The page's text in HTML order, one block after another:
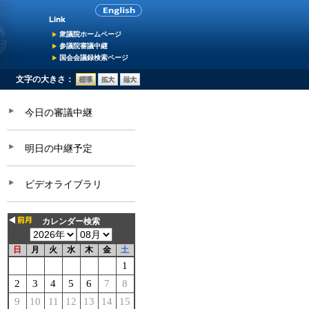
衆議院ホームページ
参議院審議中継
国会会議録検索ページ
文字の大きさ：
今日の審議中継
明日の中継予定
ビデオライブラリ
カレンダー検索
日 月 火 水 木 金 土
1
2
3 4 5 6 7
8
9
10 11 12 13 14
15